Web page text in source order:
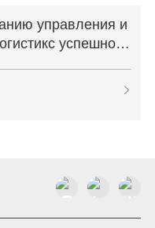
управления и
успешно
